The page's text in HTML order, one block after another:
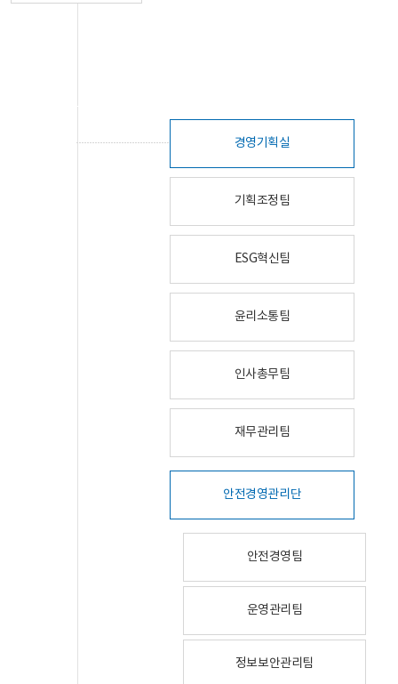
경영기획실
기획조정팀
ESG혁신팀
윤리소통팀
인사총무팀
재무관리팀
안전경영관리단
안전경영팀
운영관리팀
정보보안관리팀